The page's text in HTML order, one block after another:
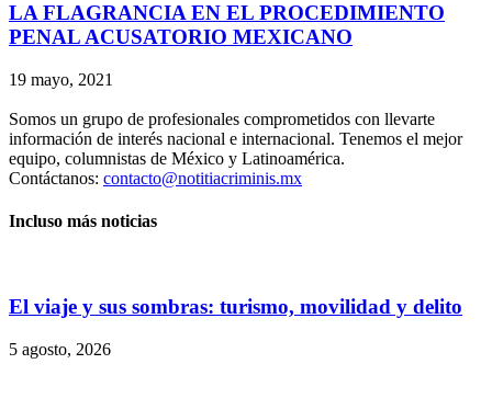
LA FLAGRANCIA EN EL PROCEDIMIENTO
PENAL ACUSATORIO MEXICANO
19 mayo, 2021
Somos un grupo de profesionales comprometidos con llevarte
información de interés nacional e internacional. Tenemos el mejor
equipo, columnistas de México y Latinoamérica.
Contáctanos: contacto@notitiacriminis.mx
Incluso más noticias
El viaje y sus sombras: turismo, movilidad y delito
5 agosto, 2026